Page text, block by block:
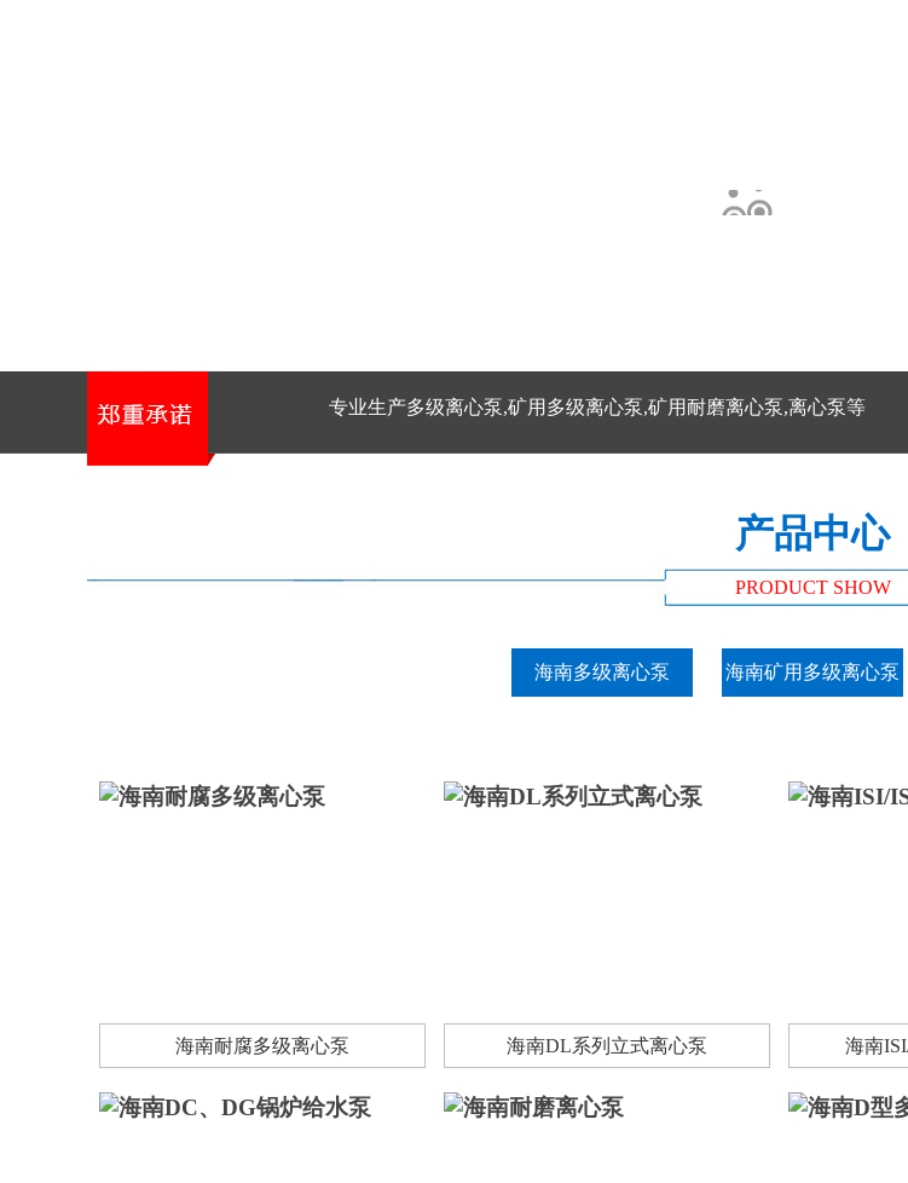
专业生产多级离心泵,矿用多级离心泵,矿用耐磨离心泵,离心泵等
产品中心
PRODUCT SHOW
海南多级离心泵 海南矿用多级离心泵
海南耐腐多级离心泵 海南DL系列立式离心泵 海南